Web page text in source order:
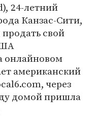
24-летний
Канзас-Сити,
свой
онлайновом
американский
через
домой пришла